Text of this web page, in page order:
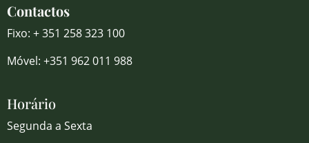
Contactos
Fixo: + 351 258 323 100
Móvel: +351 962 011 988
Horário
Segunda a Sexta